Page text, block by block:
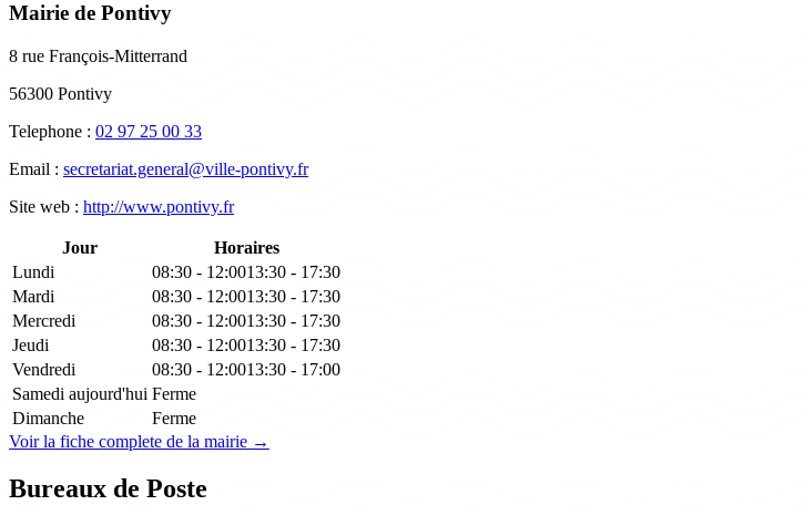
Mairie de Pontivy
8 rue François-Mitterrand
56300 Pontivy
Telephone : 02 97 25 00 33
Email : secretariat.general@ville-pontivy.fr
Site web : http://www.pontivy.fr
Jour
Horaires
Lundi
08:30 - 12:0013:30 - 17:30
Mardi
08:30 - 12:0013:30 - 17:30
Mercredi
08:30 - 12:0013:30 - 17:30
Jeudi
08:30 - 12:0013:30 - 17:30
Vendredi
08:30 - 12:0013:30 - 17:00
Samedi aujourd'hui Ferme
Dimanche
Ferme
Voir la fiche complete de la mairie →
Bureaux de Poste